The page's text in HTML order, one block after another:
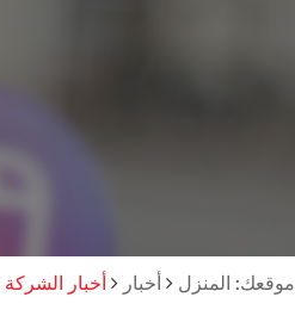
موقعك: المنزل أخبار أخبار الشركة